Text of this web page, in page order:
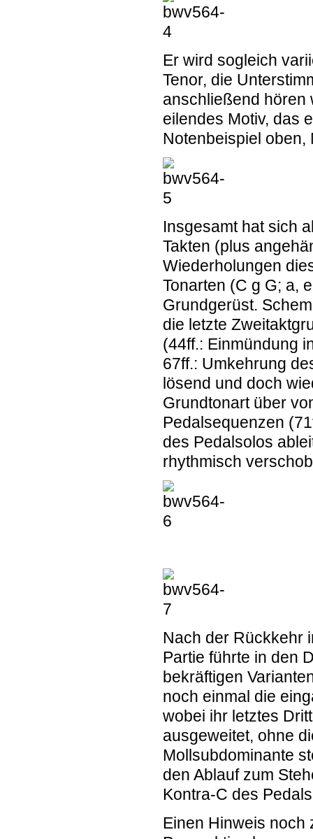
Er wird sogleich
Tenor, die
anschließend hören
eilendes Motiv, das
Notenbeispiel oben,
Insgesamt hat sich
Takten (plus
Wiederholungen
Tonarten (C g G; a,
Grundgerüst.
die letzte
(44ff.: Einmündung
67ff.: Umkehrung
lösend und doch
Grundtonart über
Pedalsequenzen
des Pedalsolos
rhythmisch
Nach der Rückkehr
Partie führte in den
bekräftigen
noch einmal die
wobei ihr letztes
ausgeweitet, ohne
Mollsubdominante
den Ablauf zum
Kontra-C des
Einen Hinweis noch